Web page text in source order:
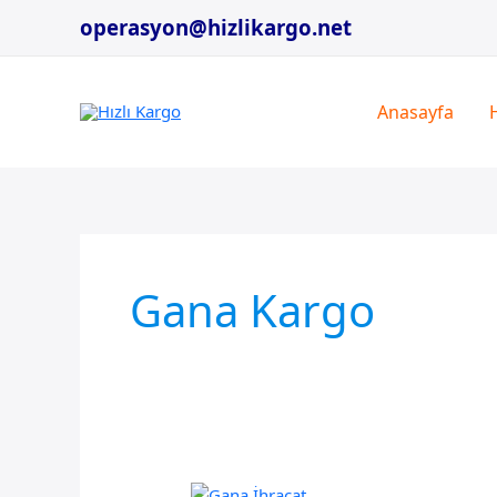
operasyon@hizlikargo.net
Anasayfa
Gana Kargo